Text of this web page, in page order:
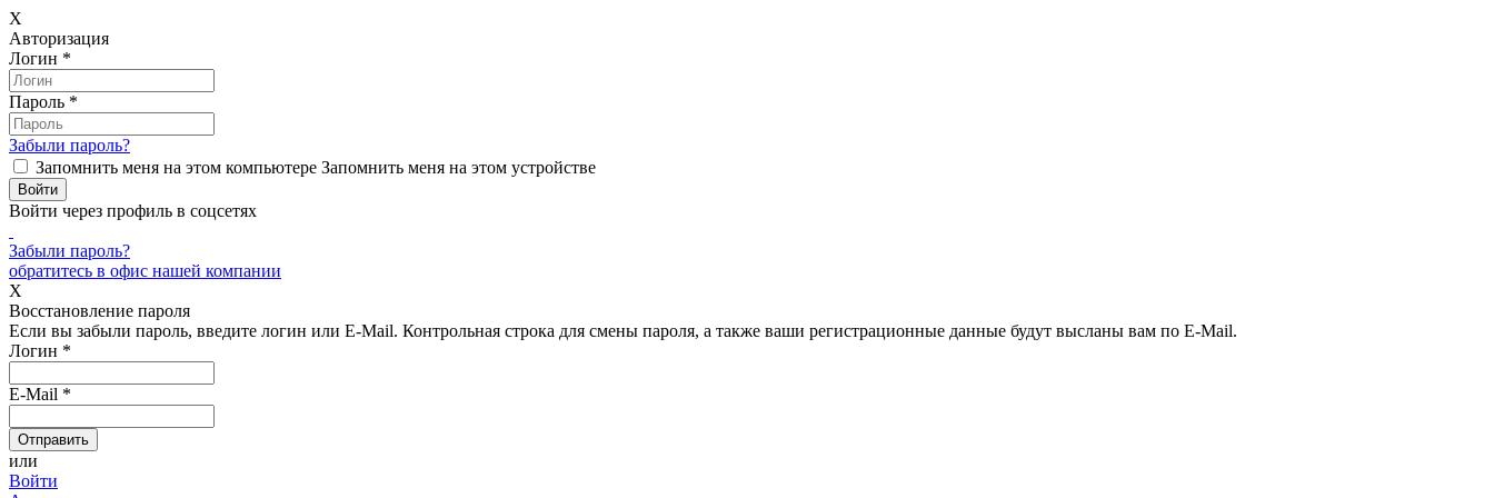
X
Авторизация
Логин *
Пароль *
Забыли пароль?
Запомнить меня на этом компьютере Запомнить меня на этом устройстве
Войти через профиль в соцсетях
Забыли пароль?
обратитесь в офис нашей компании
X
Восстановление пароля
Если вы забыли пароль, введите логин или E-Mail. Контрольная строка для смены пароля, а также ваши регистрационные данные будут высланы вам по E-Mail.
Логин *
E-Mail *
или
Войти